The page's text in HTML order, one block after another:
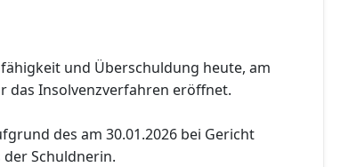
und Überschuldung heute, am
das Insolvenzverfahren eröffnet.
des am 30.01.2026 bei Gericht
Schuldnerin.